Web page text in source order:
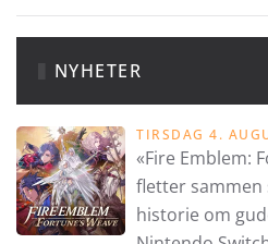
NYHETER
TIRSDAG 4.
«Fire Emblem:
fletter sammen
historie om